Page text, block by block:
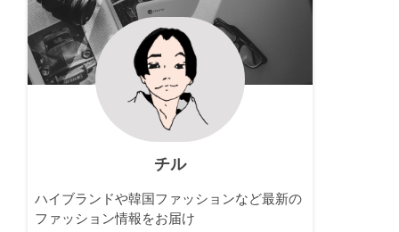
チル
ハイブランドや韓国ファッションなど最新の
ファッション情報をお届け